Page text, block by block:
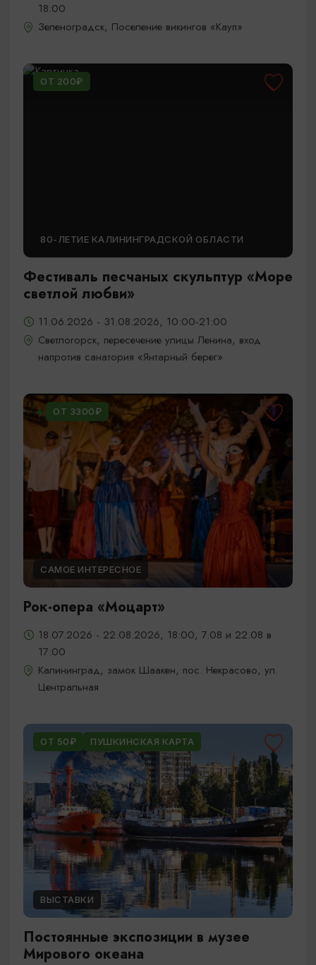
18:00
Зеленоградск, Поселение викингов «Кауп»
ОТ 200₽
80-ЛЕТИЕ КАЛИНИНГРАДСКОЙ ОБЛАСТИ
Фестиваль песчаных скульптур «Море
светлой любви»
11.06.2026 - 31.08.2026, 10:00-21:00
Светлогорск, пересечение улицы Ленина, вход
напротив санатория «Янтарный берег»
ОТ 3300₽
САМОЕ ИНТЕРЕСНОЕ
Рок-опера «Моцарт»
18.07.2026 - 22.08.2026, 18:00, 7.08 и 22.08 в
17:00
Калининград, замок Шаакен, пос. Некрасово, ул.
Центральная
ОТ 50₽ ПУШКИНСКАЯ КАРТА
ВЫСТАВКИ
Постоянные экспозиции в музее
Мирового океана